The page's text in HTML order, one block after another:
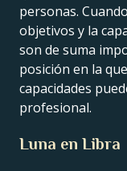
personas.
objetivos y la
son de suma
posición en la
capacidades
profesional.
Luna en Libra